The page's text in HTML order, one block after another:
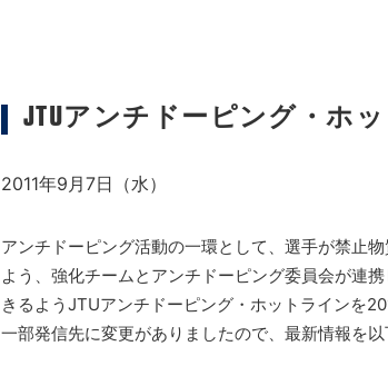
JTUアンチドーピング・ホ
2011年9月7日（水）
アンチドーピング活動の一環として、選手が禁止
よう、強化チームとアンチドーピング委員会が連
きるようJTUアンチドーピング・ホットラインを
一部発信先に変更がありましたので、最新情報を以